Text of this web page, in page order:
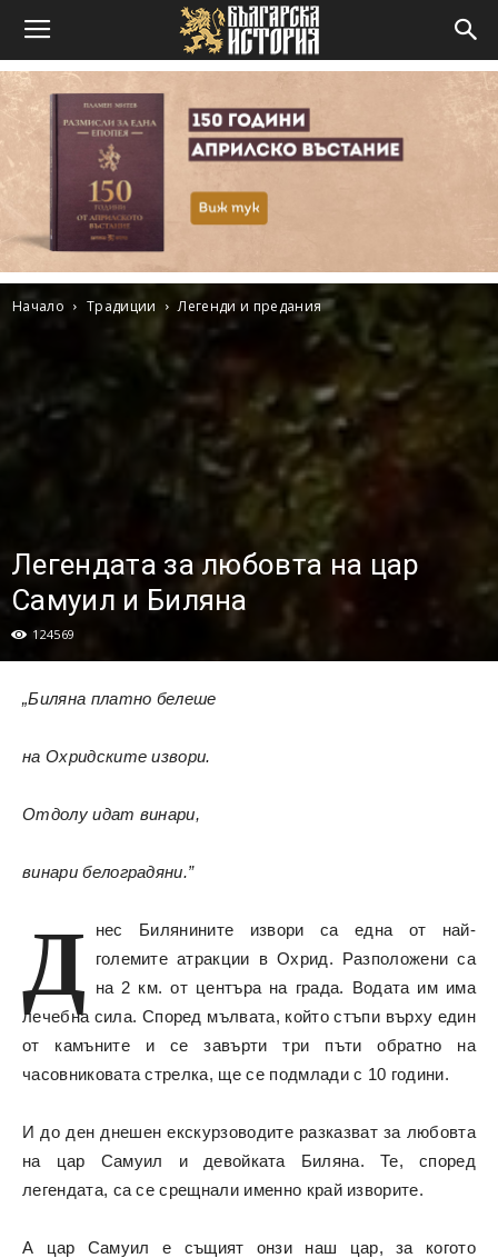
Начало Традиции Легенди и предания
Легендата за любовта на цар
Самуил и Биляна
124569
„Биляна платно белеше
на Охридските извори.
Отдолу идат винари,
винари белоградяни.”
Д
нес Билянините извори са една от най-
големите атракции в Охрид. Разположени са
на 2 км. от центъра на града. Водата им има
лечебна сила. Според мълвата, който стъпи върху един
от камъните и се завърти три пъти обратно на
часовниковата стрелка, ще се подмлади с 10 години.
И до ден днешен екскурзоводите разказват за любовта
на цар Самуил и девойката Биляна. Те, според
легендата, са се срещнали именно край изворите.
А цар Самуил е същият онзи наш цар, за когото